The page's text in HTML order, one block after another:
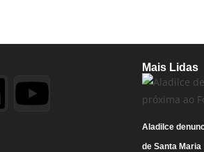
Mais Lidas
Aladilce
de Santa Maria